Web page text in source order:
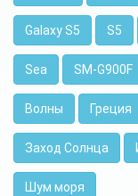
Galaxy S5 S5
Sea SM-G900F
Волны Греция
Заход Солнца
Шум моря